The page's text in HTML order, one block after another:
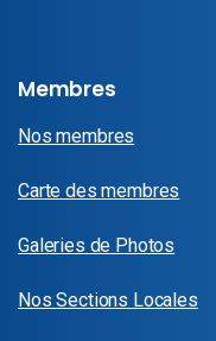
Membres
Nos membres
Carte des membres
Galeries de Photos
Nos Sections Locales